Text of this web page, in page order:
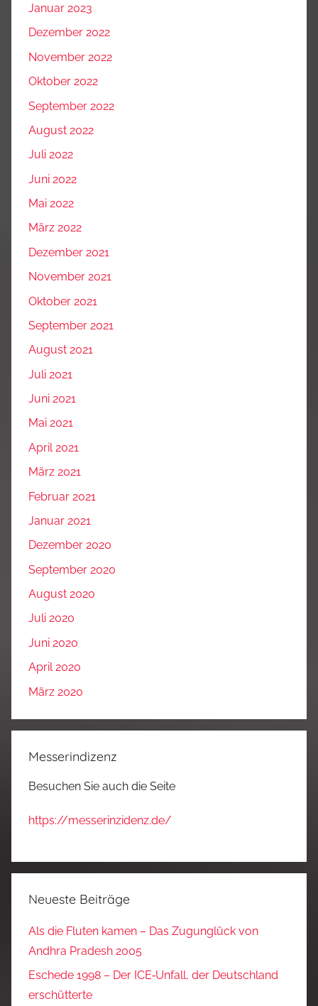
Januar 2023
Dezember 2022
November 2022
Oktober 2022
September 2022
August 2022
Juli 2022
Juni 2022
Mai 2022
März 2022
Dezember 2021
November 2021
Oktober 2021
September 2021
August 2021
Juli 2021
Juni 2021
Mai 2021
April 2021
März 2021
Februar 2021
Januar 2021
Dezember 2020
September 2020
August 2020
Juli 2020
Juni 2020
April 2020
März 2020
Messerindizenz
Besuchen Sie auch die Seite
https://messerinzidenz.de/
Neueste Beiträge
Als die Fluten kamen – Das Zugunglück von
Andhra Pradesh 2005
Eschede 1998 – Der ICE‑Unfall, der Deutschland
erschütterte